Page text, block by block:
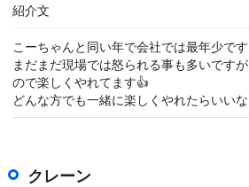
紹介文
こーちゃんと同い年で会社では最年少です
まだまだ現場では怒られる事も多いです
ので楽しくやれてます👍
どんな方でも一緒に楽しくやれたらいい
クレーン